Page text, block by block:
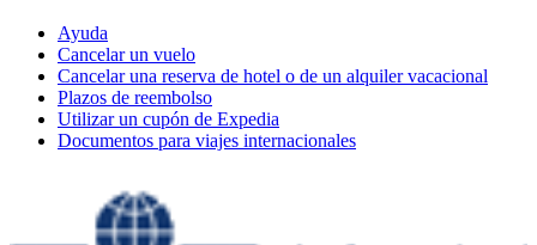
Ayuda
Cancelar un vuelo
Cancelar una reserva de hotel o de un alquiler vacacional
Plazos de reembolso
Utilizar un cupón de Expedia
Documentos para viajes internacionales